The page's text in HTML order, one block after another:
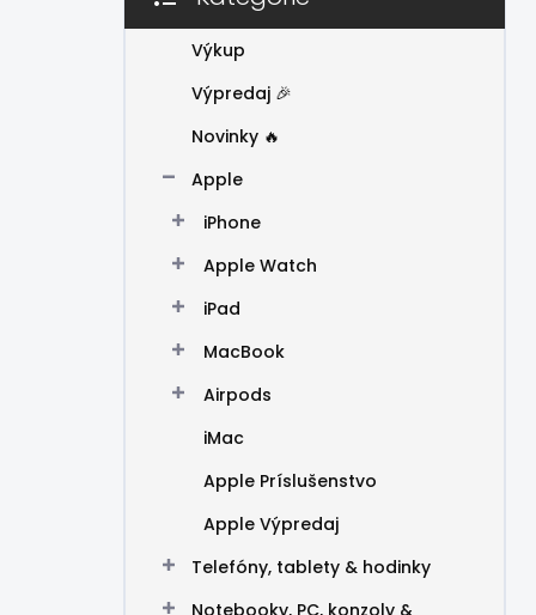
č
Preskočiť
kategórie
Výkup
Výpredaj 🎉
Novinky 🔥
Apple
iPhone
Apple Watch
iPad
MacBook
Airpods
iMac
Apple Príslušenstvo
Apple Výpredaj
Telefóny, tablety & hodinky
Notebooky, PC, konzoly &